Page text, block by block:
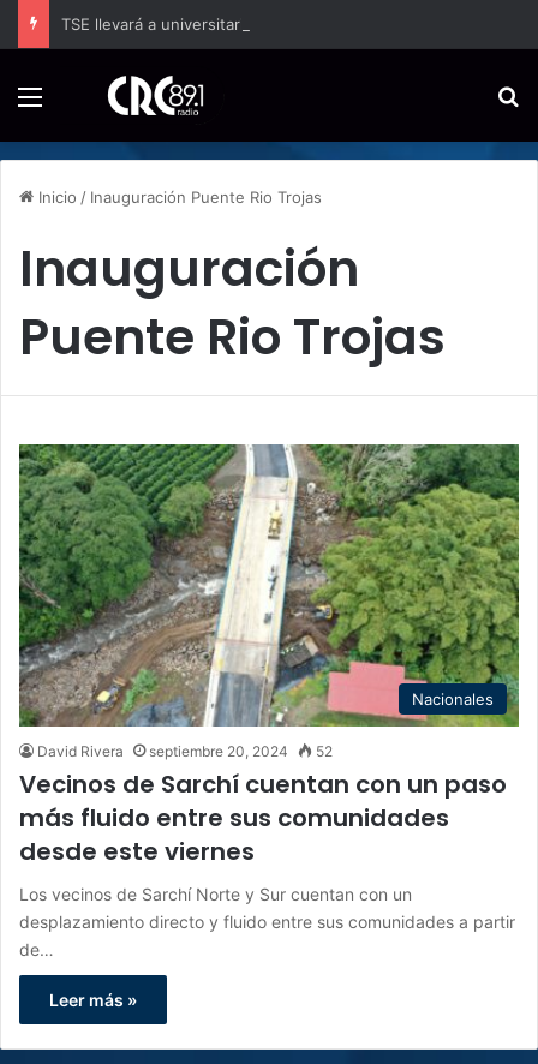
Inicio / Inauguración Puente Rio Trojas
Inauguración
Puente Rio Trojas
Nacionales
David Rivera septiembre 20, 2024 52
Vecinos de Sarchí cuentan con un paso
más fluido entre sus comunidades
desde este viernes
Los vecinos de Sarchí Norte y Sur cuentan con un
desplazamiento directo y fluido entre sus comunidades a partir
de…
Leer más »